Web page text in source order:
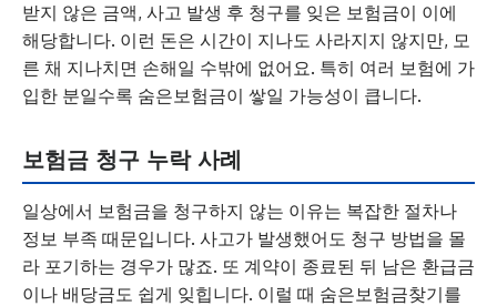
받지 않은 금액, 사고 발생 후 청구를 잊은 보험금이 이에
해당합니다. 이런 돈은 시간이 지나도 사라지지 않지만, 모
른 채 지나치면 손해일 수밖에 없어요. 특히 여러 보험에 가
입한 분일수록 숨은보험금이 쌓일 가능성이 큽니다.
보험금 청구 누락 사례
일상에서 보험금을 청구하지 않는 이유는 복잡한 절차나
정보 부족 때문입니다. 사고가 발생했어도 청구 방법을 몰
라 포기하는 경우가 많죠. 또 계약이 종료된 뒤 남은 환급금
이나 배당금도 쉽게 잊힙니다. 이럴 때 숨은보험금찾기를